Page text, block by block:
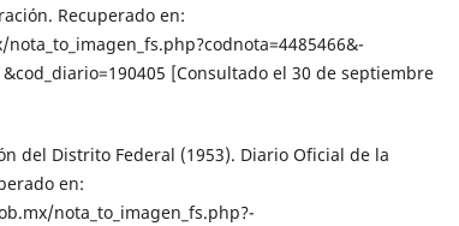
Recuperado en:
[Consultado el 30 de septiembre
del Distrito Federal (1953). Diario Oficial de la
en:
nota_to_imagen_fs.php?-